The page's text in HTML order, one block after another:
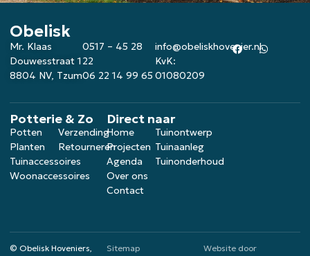
Obelisk
Mr. Klaas
Douwesstraat 1
8804 NV, Tzum
0517 – 45 28
22
06 22 14 99 65
info@obeliskhovenier.nl
KvK:
01080209
Potterie & Zo
Potten
Planten
Tuinaccessoires
Woonaccessoires
Verzending
Retourneren
Direct naar
Home
Projecten
Agenda
Over ons
Contact
Tuinontwerp
Tuinaanleg
Tuinonderhoud
© Obelisk Hoveniers,
Sitemap
Website door